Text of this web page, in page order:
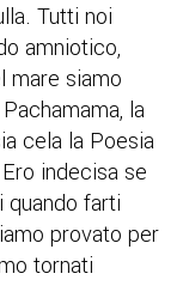
Tutti noi
amniotico,
mare siamo
la
cela la Poesia
indecisa se
quando farti
provato per
tornati